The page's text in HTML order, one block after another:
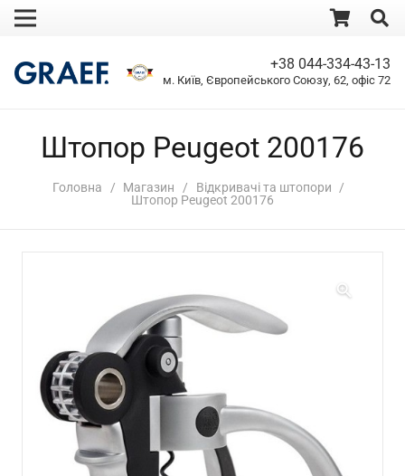
+38 044-334-43-13
м. Київ, Європейського Союзу, 62, офіс 72
Штопор Peugeot 200176
Головна / Магазин / Відкривачі та штопори /
Штопор Peugeot 200176